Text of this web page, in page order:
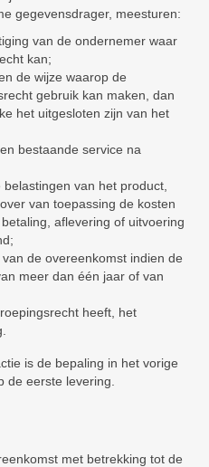
gegevensdrager, meesturen:
van de ondernemer waar
kan;
de wijze waarop de
gebruik kan maken, dan
het uitgesloten zijn van het
bestaande service na
van het product,
van toepassing de kosten
aflevering of uitvoering
de overeenkomst indien de
meer dan één jaar of van
heeft, het
is de bepaling in het vorige
de eerste levering.
met betrekking tot de